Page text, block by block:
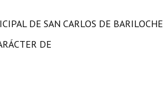
DE SAN CARLOS DE BARILOCHE
DE